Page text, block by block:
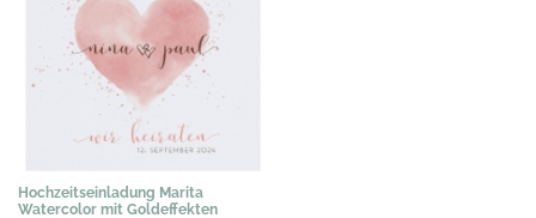
Hochzeitseinladung Marita
Watercolor mit Goldeffekten